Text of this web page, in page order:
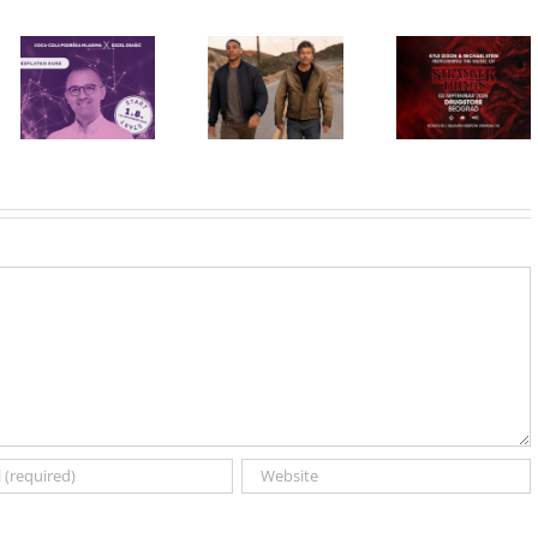
Priključi se
besplatnoj
regionalnoj AI
edukaciji i
nauči kako da
HBO Max
predstavio
službeni
STRANGER
THINGS
muzika iz